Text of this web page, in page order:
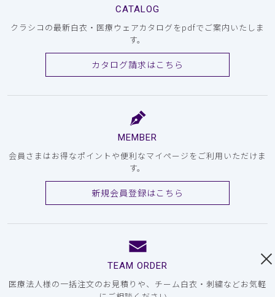
CATALOG
クラシコの最新白衣・医療ウェアカタログをpdfでご案内いたしま
す。
カタログ請求はこちら
MEMBER
会員さまはお得なポイントや便利なマイページをご利用いただけま
す。
新規会員登録はこちら
TEAM ORDER
医療法人様の一括注文のお見積りや、チーム白衣・刺繍などお気軽